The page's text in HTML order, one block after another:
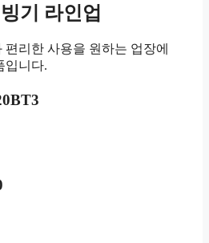
기 라인업
리한 사용을 원하는 업장에
입니다.